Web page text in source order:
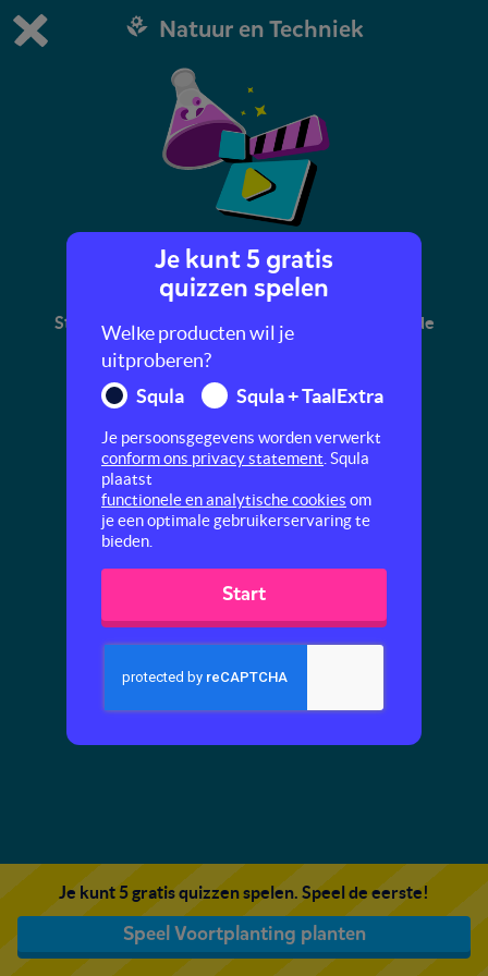
Dit is de gratis demo van Squla.
Bestel nu
0 1
Natuur en Techniek
Voortplanting planten
Stampers, stuifmeel en meeldraden: alles over de
voortplanting van planten
Je kunt 5 gratis quizzen spelen. Speel de eerste!
Speel Voortplanting planten
Je kunt 5 gratis
quizzen spelen
Welke producten wil je
uitproberen?
Squla
Squla + TaalExtra
Je persoonsgegevens worden verwerkt
conform ons privacy statement . Squla
plaatst
functionele en analytische cookies om
je een optimale gebruikerservaring te
bieden.
Start